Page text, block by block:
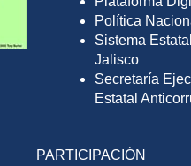
Política
Sistema
Jalisco
Secretaría
Estatal
PARTICIPACIÓN